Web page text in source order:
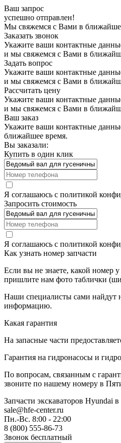
Ваш запрос
успешно отправлен!
Мы свяжемся с Вами в
Заказать звонок
Укажите ваши контактные
и мы свяжемся с Вами в
Задать вопрос
Укажите ваши контактные
и мы свяжемся с Вами в
Рассчитать цену
Укажите ваши контактные
и мы свяжемся с Вами в
Ваш заказ
Укажите ваши контактные
ближайшее время.
Вы заказали:
Купить в один клик
Я соглашаюсь с политикой
Запросить стоимость
Я соглашаюсь с политикой
Как узнать номер запчасти
Если вы не знаете, какой номер у
пришлите нам фото таблички
Наши специалисты сами
информацию.
Какая гарантия
На запасные части
Гарантия на гидронасосы и
По вопросам, связанным с
звоните по нашему номеру в
Запчасти экскаваторов Hyundai в
sale@hfe-center.ru
Пн.-Вс. 8:00 - 22:00
8 (800) 555-86-73
Звонок бесплатный